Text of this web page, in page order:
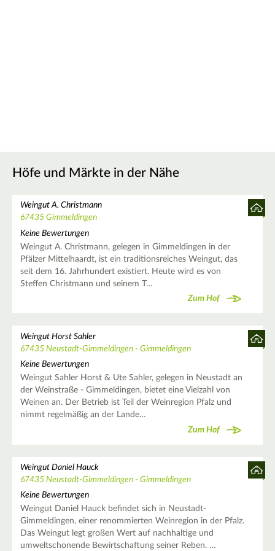
Höfe und Märkte in der Nähe
Weingut A. Christmann
67435 Gimmeldingen
Keine Bewertungen
Weingut A. Christmann, gelegen in Gimmeldingen in der
Pfälzer Mittelhaardt, ist ein traditionsreiches Weingut, das
seit dem 16. Jahrhundert existiert. Heute wird es von
Steffen Christmann und seinem T…
Zum Hof
Weingut Horst Sahler
67435 Neustadt-Gimmeldingen - Gimmeldingen
Keine Bewertungen
Weingut Sahler Horst & Ute Sahler, gelegen in Neustadt an
der Weinstraße - Gimmeldingen, bietet eine Vielzahl von
Weinen an. Der Betrieb ist Teil der Weinregion Pfalz und
nimmt regelmäßig an der Lande…
Zum Hof
Weingut Daniel Hauck
67435 Neustadt-Gimmeldingen - Gimmeldingen
Keine Bewertungen
Weingut Daniel Hauck befindet sich in Neustadt-
Gimmeldingen, einer renommierten Weinregion in der Pfalz.
Das Weingut legt großen Wert auf nachhaltige und
umweltschonende Bewirtschaftung seiner Reben. …